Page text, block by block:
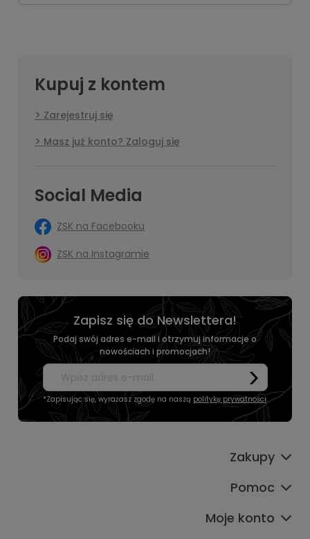
Kupuj z kontem
Zarejestruj się
Masz już konto? Zaloguj się
Social Media
ZSK na Facebooku
ZSK na Instagramie
Zapisz się do Newslettera!
Podaj swój adres e-mail i otrzymuj informacje o
nowościach i promocjach!
*Zapisując się, wyrażasz zgodę na naszą politykę prywatności.
Zakupy
Pomoc
Moje konto